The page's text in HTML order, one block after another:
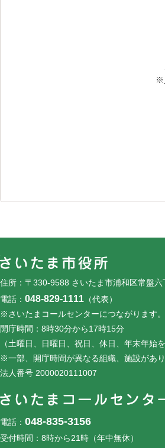
※
住所：〒330-9588 さいたま市浦和区常盤六
電話： 048-829-1111 （代表）
※さいたまコールセンターにつながります。
開庁時間：8時30分から17時15分
（土曜日、日曜日、祝日、休日、年末年始を
※一部、開庁時間が異なる組織、施設があり
法人番号 2000020111007
電話： 048-835-3156
受付時間：8時から21時（年中無休）